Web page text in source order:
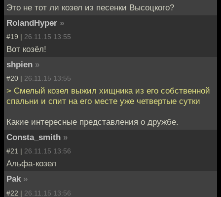
Это не тот ли козел из песенки Высоцкого?
RolandHyper »
#19 | 26.11.15 13:55
Вот козёл!
shpien »
#20 | 26.11.15 13:55
> Cмелый козел выжил хищника из его собственной
спальни и спит на его месте уже четвертые сутки
Какие интересные представления о дружбе.
Consta_smith »
#21 | 26.11.15 13:56
Альфа-козел
Pak »
#22 | 26.11.15 13:56